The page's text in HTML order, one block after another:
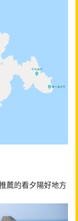
薦的看夕陽好地方